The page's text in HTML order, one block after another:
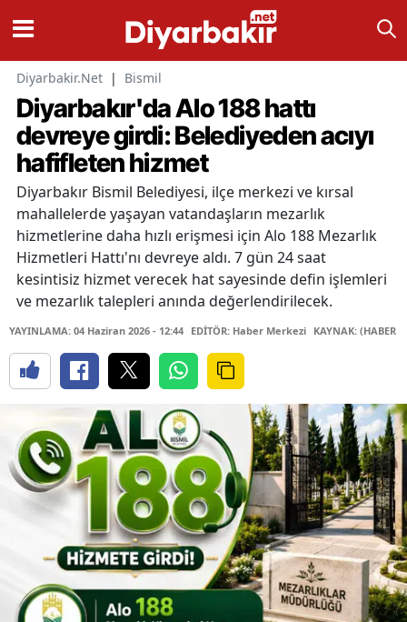
Diyarbakir.Net | Bismil
Diyarbakır'da Alo 188 hattı
devreye girdi: Belediyeden acıyı
hafifleten hizmet
Diyarbakır Bismil Belediyesi, ilçe merkezi ve kırsal
mahallelerde yaşayan vatandaşların mezarlık
hizmetlerine daha hızlı erişmesi için Alo 188 Mezarlık
Hizmetleri Hattı'nı devreye aldı. 7 gün 24 saat
kesintisiz hizmet verecek hat sayesinde defin işlemleri
ve mezarlık talepleri anında değerlendirilecek.
YAYINLAMA: 04 Haziran 2026 - 12:44 EDİTÖR: Haber Merkezi KAYNAK: (HABER